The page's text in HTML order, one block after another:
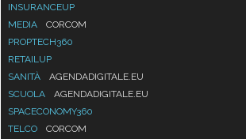
INSURANCEUP
MEDIA
CORCOM
PROPTECH360
RETAILUP
SANITÀ
AGENDADIGITALE.EU
SCUOLA
AGENDADIGITALE.EU
SPACECONOMY360
TELCO
CORCOM